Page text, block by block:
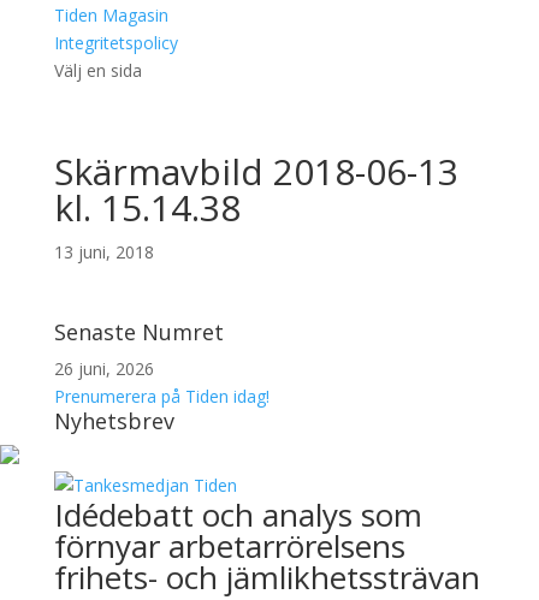
Tiden Magasin
Integritetspolicy
Välj en sida
Skärmavbild 2018-06-13
kl. 15.14.38
13 juni, 2018
Senaste Numret
26 juni, 2026
Prenumerera på Tiden idag!
Nyhetsbrev
Idédebatt och analys som
förnyar arbetarrörelsens
frihets- och jämlikhetssträvan